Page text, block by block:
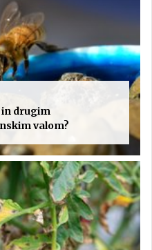
in drugim
valom?